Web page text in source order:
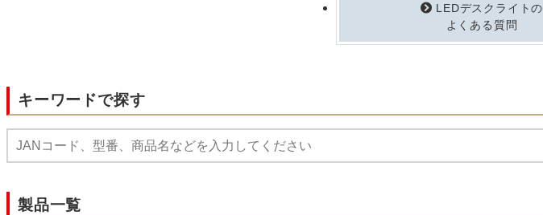
LEDデスクライトの
よくある質問
キーワードで探す
製品一覧